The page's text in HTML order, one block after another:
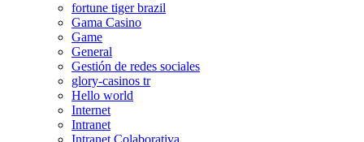
fortune tiger brazil
Gama Casino
Game
General
Gestión de redes sociales
glory-casinos tr
Hello world
Internet
Intranet